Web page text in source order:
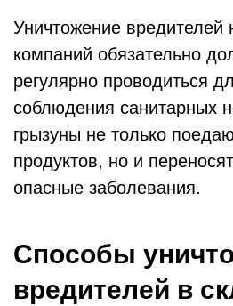
Уничтожение вредителей
компаний обязательно
регулярно проводиться
соблюдения санитарных
грызуны не только
продуктов, но и
опасные заболевания.
Способы
вредителей в